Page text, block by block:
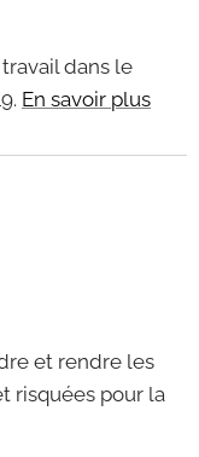
dans le
En savoir plus
et rendre les
risquées pour la